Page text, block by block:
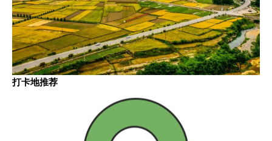
打卡地推荐